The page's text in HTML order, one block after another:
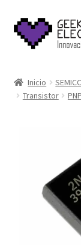
Saltar
a
navegación
Ir
al
contenido
About Us
Carrito
Inicio
Transistor
PNP